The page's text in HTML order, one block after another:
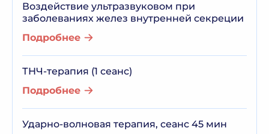
Воздействие ультразвуковом при
заболеваниях желез внутренней секреции
Подробнее
ТНЧ-терапия (1 сеанс)
Подробнее
Ударно-волновая терапия, сеанс 45 мин